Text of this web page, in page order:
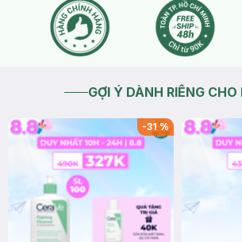
GỢI Ý DÀNH RIÊNG CHO
-31%